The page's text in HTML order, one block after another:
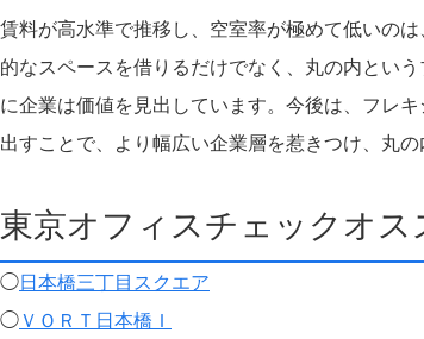
賃料が高水準で推移し、空室率が極めて低いの
的なスペースを借りるだけでなく、丸の内とい
に企業は価値を見出しています。今後は、フレ
出すことで、より幅広い企業層を惹きつけ、丸
東京オフィスチェックオス
◯日本橋三丁目スクエア
◯ＶＯＲＴ日本橋Ｉ